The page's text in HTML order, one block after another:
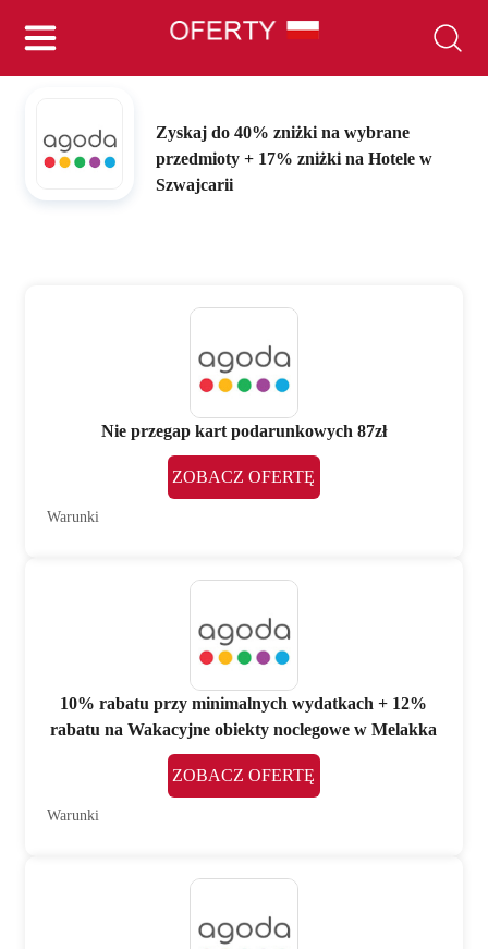
Zyskaj do 40% zniżki na wybrane
przedmioty + 17% zniżki na Hotele w
Szwajcarii
Nie przegap kart podarunkowych 87zł
ZOBACZ OFERTĘ
Warunki
10% rabatu przy minimalnych wydatkach + 12%
rabatu na Wakacyjne obiekty noclegowe w Melakka
ZOBACZ OFERTĘ
Warunki